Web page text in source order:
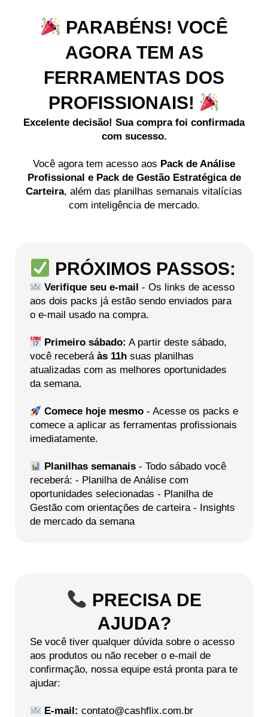
PARABÉNS! VOCÊ
AGORA TEM AS
FERRAMENTAS DOS
PROFISSIONAIS!
Excelente decisão! Sua compra foi confirmada
com sucesso.
Você agora tem acesso aos Pack de Análise
Profissional e Pack de Gestão Estratégica de
Carteira, além das planilhas semanais vitalícias
com inteligência de mercado.
PRÓXIMOS PASSOS:
Verifique seu e-mail - Os links de acesso
aos dois packs já estão sendo enviados para
o e-mail usado na compra.
Primeiro sábado: A partir deste sábado,
você receberá às 11h suas planilhas
atualizadas com as melhores oportunidades
da semana.
Comece hoje mesmo- Acesse os packs e
comece a aplicar as ferramentas profissionais
imediatamente.
Planilhas semanais- Todo sábado você
receberá: - Planilha de Análise com
oportunidades selecionadas - Planilha de
Gestão com orientações de carteira - Insights
de mercado da semana
PRECISA DE
AJUDA?
Se você tiver qualquer dúvida sobre o acesso
aos produtos ou não receber o e-mail de
confirmação, nossa equipe está pronta para te
ajudar:
E-mail: contato@cashflix.com.br